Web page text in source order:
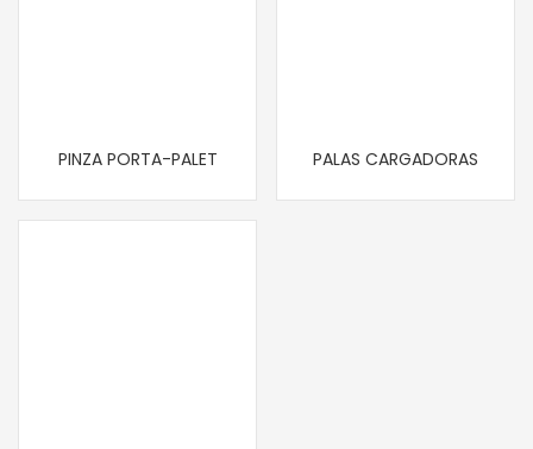
PINZA PORTA-PALET PALAS CARGADORAS